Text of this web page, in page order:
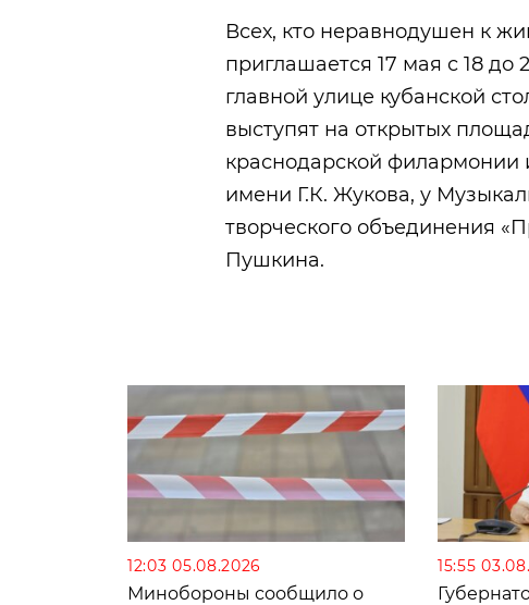
Всех, кто неравнодушен к
приглашается 17 мая с 18 до
главной улице кубанской
выступят на открытых
краснодарской филармонии
имени Г.К. Жукова, у
творческого объединения
Пушкина.
12:03 05.08.2026
Минобороны сообщило о
15:55